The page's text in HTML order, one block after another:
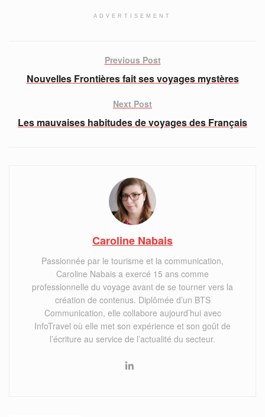
ADVERTISEMENT
Previous Post
Nouvelles Frontières fait ses voyages mystères
Next Post
Les mauvaises habitudes de voyages des Français
Caroline Nabais
Passionnée par le tourisme et la communication,
Caroline Nabais a exercé 15 ans comme
professionnelle du voyage avant de se tourner vers la
création de contenus. Diplômée d’un BTS
Communication, elle collabore aujourd’hui avec
InfoTravel où elle met son expérience et son goût de
l’écriture au service de l’actualité du secteur.